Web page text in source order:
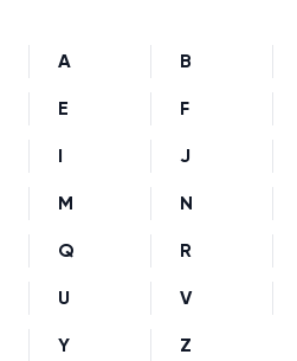
A B
E F
I J
M N
Q R
U V
Y Z